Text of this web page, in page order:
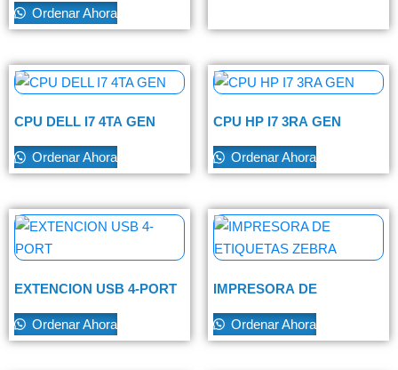
50 Ordenar Ahora
CPU DELL I7 4TA GEN
Ordenar Ahora
CPU HP I7 3RA GEN
Ordenar Ahora
EXTENCION USB 4-PORT
Ordenar Ahora
IMPRESORA DE
Ordenar Ahora